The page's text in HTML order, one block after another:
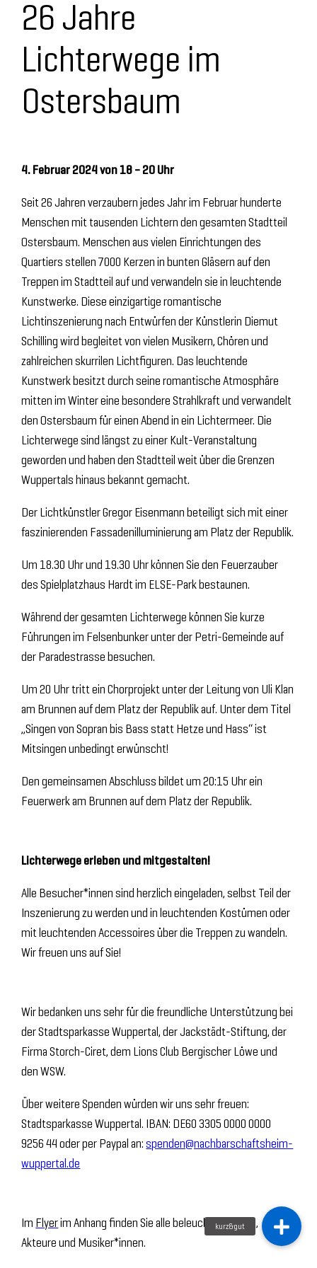
26 Jahre
Lichterwege im
Ostersbaum
4. Februar 2024 von 18 – 20 Uhr
Seit 26 Jahren verzaubern jedes Jahr im Februar hunderte
Menschen mit tausenden Lichtern den gesamten Stadtteil
Ostersbaum. Menschen aus vielen Einrichtungen des
Quartiers stellen 7000 Kerzen in bunten Gläsern auf den
Treppen im Stadtteil auf und verwandeln sie in leuchtende
Kunstwerke. Diese einzigartige romantische
Lichtinszenierung nach Entwürfen der Künstlerin Diemut
Schilling wird begleitet von vielen Musikern, Chören und
zahlreichen skurrilen Lichtfiguren. Das leuchtende
Kunstwerk besitzt durch seine romantische Atmosphäre
mitten im Winter eine besondere Strahlkraft und verwandelt
den Ostersbaum für einen Abend in ein Lichtermeer. Die
Lichterwege sind längst zu einer Kult-Veranstaltung
geworden und haben den Stadtteil weit über die Grenzen
Wuppertals hinaus bekannt gemacht.
Der Lichtkünstler Gregor Eisenmann beteiligt sich mit einer
faszinierenden Fassadenilluminierung am Platz der Republik.
Um 18.30 Uhr und 19.30 Uhr können Sie den Feuerzauber
des Spielplatzhaus Hardt im ELSE-Park bestaunen.
Während der gesamten Lichterwege können Sie kurze
Führungen im Felsenbunker unter der Petri-Gemeinde auf
der Paradestrasse besuchen.
Um 20 Uhr tritt ein Chorprojekt unter der Leitung von Uli Klan
am Brunnen auf dem Platz der Republik auf. Unter dem Titel
„Singen von Sopran bis Bass statt Hetze und Hass“ ist
Mitsingen unbedingt erwünscht!
Den gemeinsamen Abschluss bildet um 20:15 Uhr ein
Feuerwerk am Brunnen auf dem Platz der Republik.
Lichterwege erleben und mitgestalten!
Alle Besucher*innen sind herzlich eingeladen, selbst Teil der
Inszenierung zu werden und in leuchtenden Kostümen oder
mit leuchtenden Accessoires über die Treppen zu wandeln.
Wir freuen uns auf Sie!
Wir bedanken uns sehr für die freundliche Unterstützung bei
der Stadtsparkasse Wuppertal, der Jackstädt-Stiftung, der
Firma Storch-Ciret, dem Lions Club Bergischer Löwe und
den WSW.
Über weitere Spenden würden wir uns sehr freuen:
Stadtsparkasse Wuppertal. IBAN: DE60 3305 0000 0000
9256 44 oder per Paypal an:spenden@nachbarschaftsheim-
wuppertal.de
Im Flyerim Anhang finden Sie alle beleuchteten Orte,
Akteure und Musiker*innen.